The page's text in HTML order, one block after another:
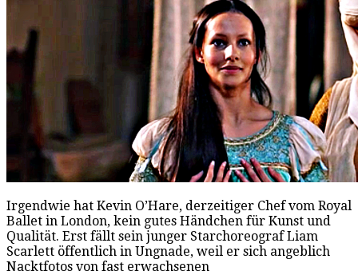
Irgendwie hat Kevin O’Hare, derzeitiger Chef vom Royal
Ballet in London, kein gutes Händchen für Kunst und
Qualität. Erst fällt sein junger Starchoreograf Liam
Scarlett öffentlich in Ungnade, weil er sich angeblich
Nacktfotos von fast erwachsenen